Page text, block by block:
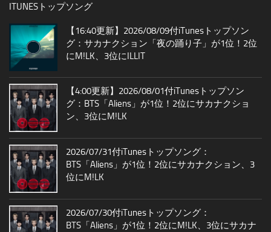
ITUNESトップソング
【16:40更新】2026/08/09付iTunesトップソン
グ：サカナクション「夜の踊り子」が1位！2位
にM!LK、3位にILLIT
【4:00更新】2026/08/01付iTunesトップソン
グ：BTS「Aliens」が1位！2位にサカナクショ
ン、3位にM!LK
2026/07/31付iTunesトップソング：
BTS「Aliens」が1位！2位にサカナクション、3
位にM!LK
2026/07/30付iTunesトップソング：
BTS「Aliens」が1位！2位にM!LK、3位にサカナ